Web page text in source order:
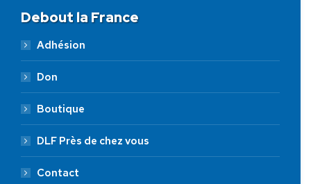
Debout la France
Adhésion
Don
Boutique
DLF Près de chez vous
Contact